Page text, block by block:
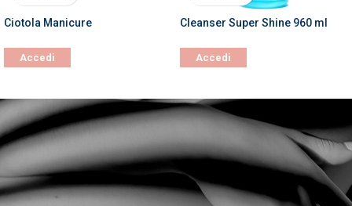
Ciotola Manicure
Accedi
Cleanser Super Shine 960 ml
Accedi